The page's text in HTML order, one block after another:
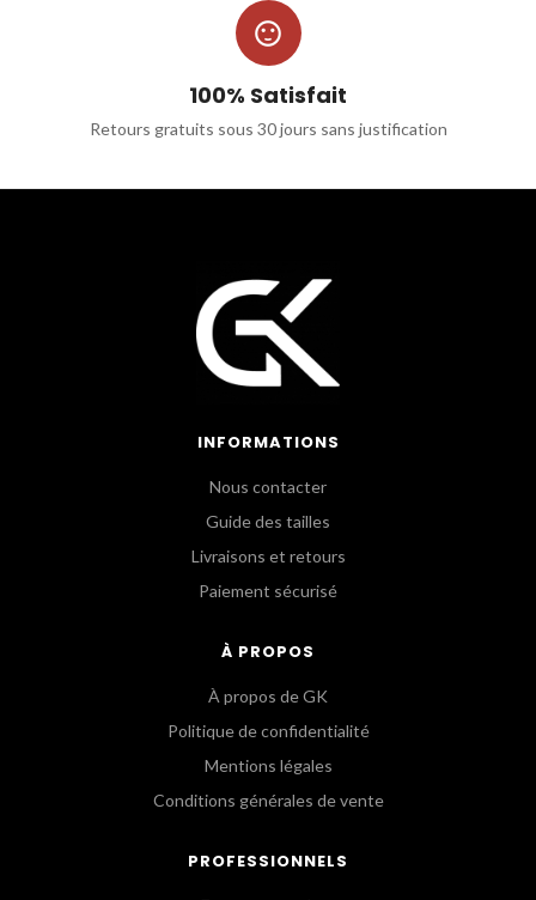

100% Satisfait
Retours gratuits sous 30 jours sans justification
INFORMATIONS
Nous contacter
Guide des tailles
Livraisons et retours
Paiement sécurisé
À PROPOS
À propos de GK
Politique de confidentialité
Mentions légales
Conditions générales de vente
PROFESSIONNELS